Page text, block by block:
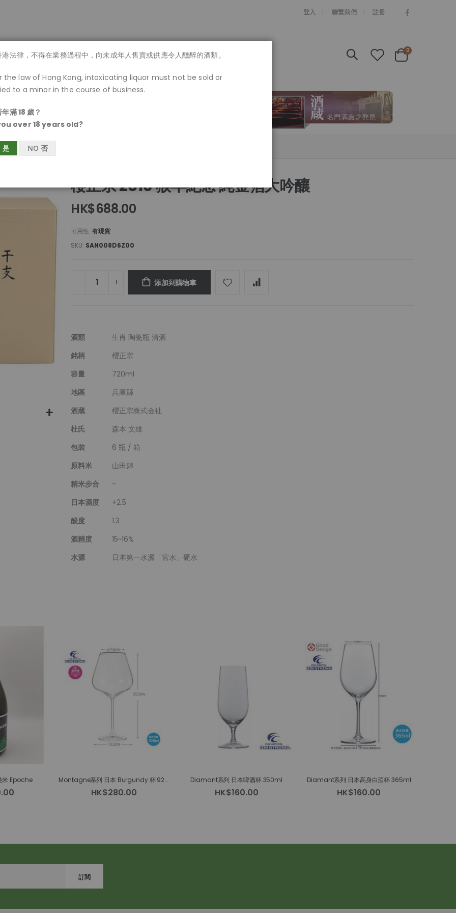
登入 聯繫我們 註冊
一覽 Cart
0items
櫻正宗 2016 猴年紀念 純金箔大吟釀
HK$688.00
可用性: 有現貨
SKU SAN008D6Z00
添加到購物車
更
信
息
酒類
生肖 陶瓷瓶 清酒
銘柄
櫻正宗
容量
720ml
地區
兵庫縣
酒蔵
櫻正宗株式会社
杜氏
森本 文雄
包裝
6 瓶 / 箱
原料米
山田錦
精米步合
-
日本酒度
+2.5
酸度
1.3
酒精度
15~16%
水源
日本第一水源「宮水」硬水
米 Epoche Montagne系列 日本 Burgundy 杯 920ml
HK$280.00
Diamant系列 日本啤酒杯 350ml
HK$160.00
Diamant系列 日本高身白酒杯 365ml
HK$160.00
訂閱
法律，不得在業務過程中，向未成年人售賣或供應令人醺醉的酒類。
the law of Hong Kong, intoxicating liquor must not be sold or
to a minor in the course of business.
滿 18 歲？
over 18 years old?
是 NO 否